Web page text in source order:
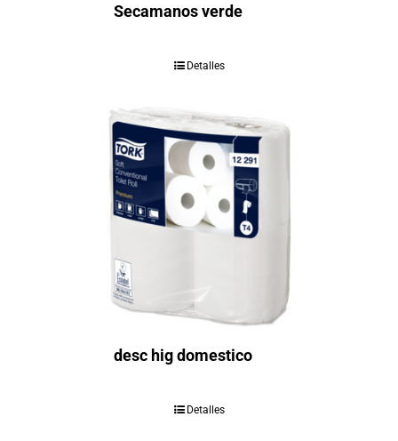
Secamanos verde
Detalles
desc hig domestico
Detalles